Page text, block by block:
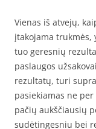
Vienas iš atvejų,
įtakojama trukmės,
tuo geresnių
paslaugos
rezultatų, turi
pasiekiamas ne
pačių aukščiausių
sudėtingesniu bei